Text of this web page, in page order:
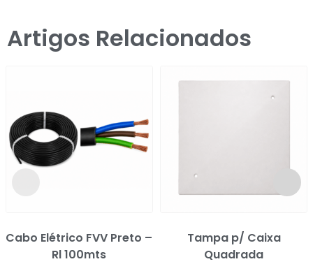
Artigos Relacionados
Cabo Elétrico FVV Preto –
Rl 100mts
Tampa p/ Caixa
Quadrada